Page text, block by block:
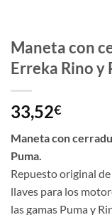
Maneta con
Erreka Rino y
33,52€
Maneta con
Puma.
Repuesto original
llaves para los
las gamas Puma y